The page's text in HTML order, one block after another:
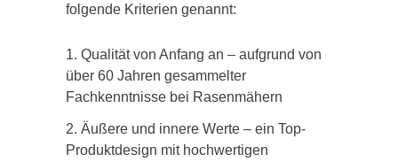
folgende Kriterien genannt:
Qualität von Anfang an – aufgrund von
über 60 Jahren gesammelter
Fachkenntnisse bei Rasenmähern
Äußere und innere Werte – ein Top-
Produktdesign mit hochwertigen